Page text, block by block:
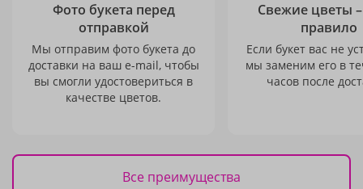
Фото букета перед
отправкой
Мы отправим фото букета до
доставки на ваш e-mail, чтобы
вы смогли удостовериться в
качестве цветов.
Свежие цветы
правило
Если букет вас не
мы заменим его в
часов после
Все преимущества